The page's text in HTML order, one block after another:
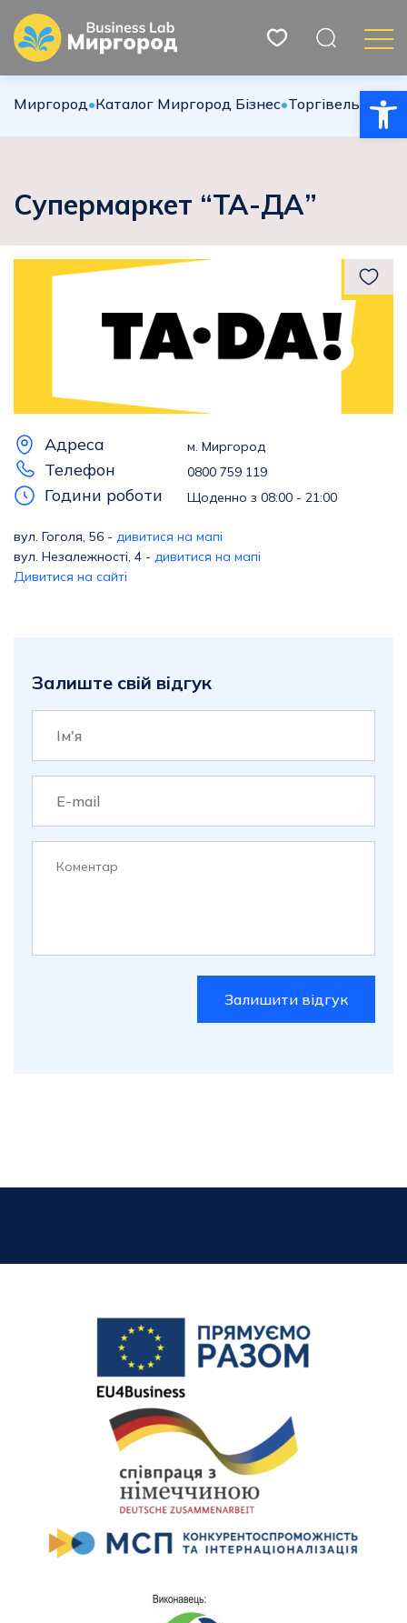
Миргород•Каталог Миргород Бізнес•Торгівельна
Супермаркет “ТА-ДА”
Адреса м. Миргород
Телефон 0800 759 119
Години роботи Щоденно з 08:00 - 21:00
вул. Гоголя, 56 - дивитися на мапі
вул. Незалежності, 4 - дивитися на мапі
Дивитися на сайті
Залиште свій відгук